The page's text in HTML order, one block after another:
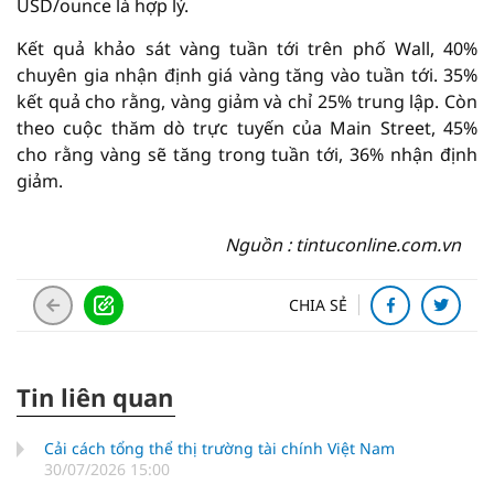
USD/ounce là hợp lý.
Kết quả khảo sát vàng tuần tới trên phố Wall, 40%
chuyên gia nhận định giá vàng tăng vào tuần tới. 35%
kết quả cho rằng, vàng giảm và chỉ 25% trung lập. Còn
theo cuộc thăm dò trực tuyến của Main Street, 45%
cho rằng vàng sẽ tăng trong tuần tới, 36% nhận định
giảm.
Nguồn : tintuconline.com.vn
CHIA SẺ
Tin liên quan
Cải cách tổng thể thị trường tài chính Việt Nam
30/07/2026 15:00